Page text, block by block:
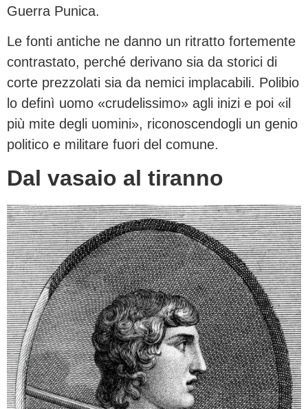
Guerra Punica.
Le fonti antiche ne danno un ritratto fortemente
contrastato, perché derivano sia da storici di
corte prezzolati sia da nemici implacabili. Polibio
lo definì uomo «crudelissimo» agli inizi e poi «il
più mite degli uomini», riconoscendogli un genio
politico e militare fuori del comune.
Dal vasaio al tiranno